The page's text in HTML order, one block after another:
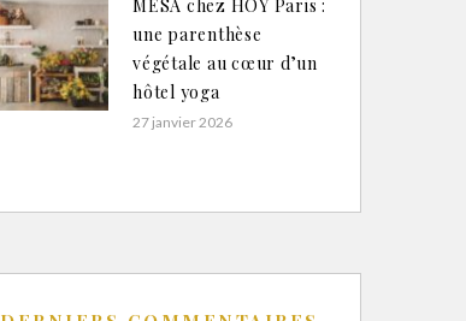
MESA chez HOY Paris :
une parenthèse
végétale au cœur d’un
hôtel yoga
27 janvier 2026